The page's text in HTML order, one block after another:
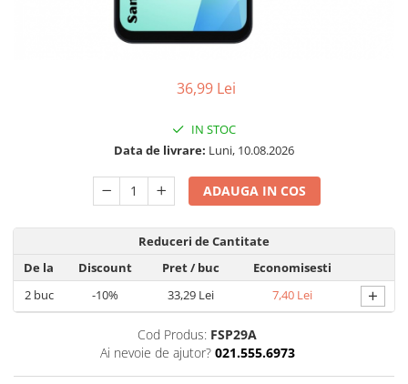
Pachete Husă + Folie
Pachete 2 Folii de Sticlă
Produse
36,99 Lei
IN STOC
Data de livrare: Luni, 10.08.2026
ADAUGA IN COS
Reduceri de Cantitate
De la
Discount Pret/ buc
Economisesti
2buc -10% 33,29 Lei 7,40 Lei +
Cod Produs: FSP29A
Ai nevoie de ajutor? 021.555.6973